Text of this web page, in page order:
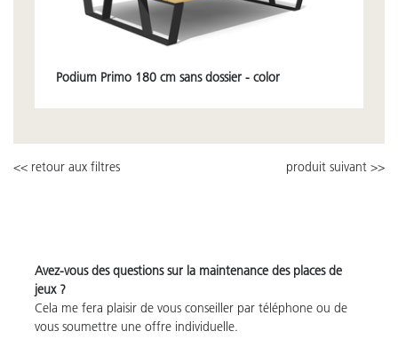
Podium Primo 180 cm sans dossier - color
<< retour aux filtres produit suivant >>
Avez-vous des questions sur la maintenance des places de
jeux ?
Cela me fera plaisir de vous conseiller par téléphone ou de
vous soumettre une offre individuelle.